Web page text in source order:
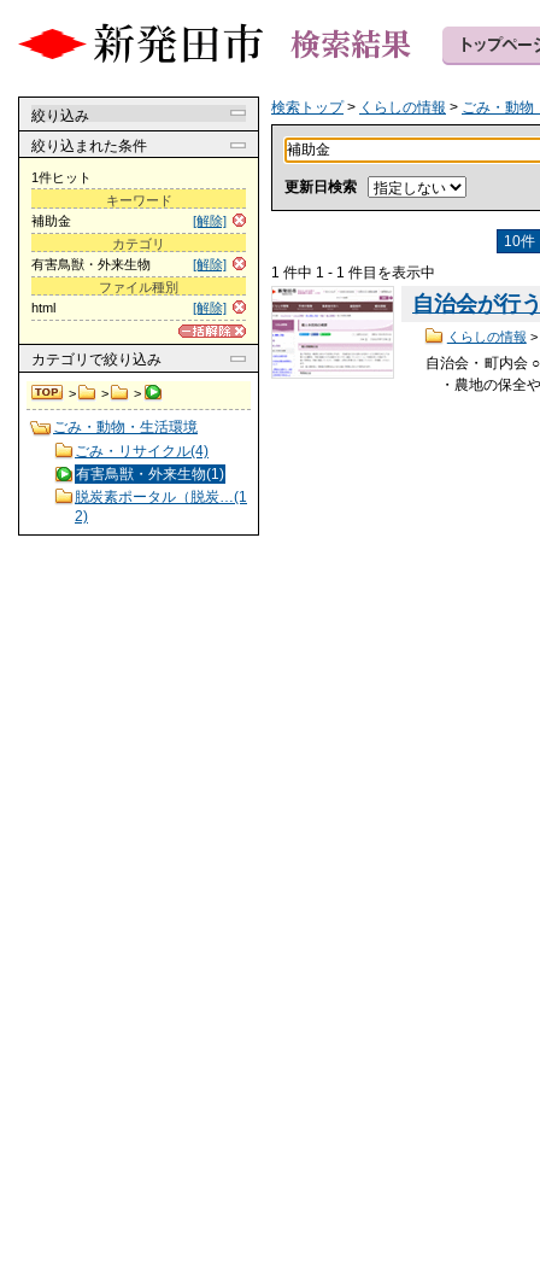
絞り込み
絞り込まれた条件
1件ヒット
キーワード
[解除]
補助金
カテゴリ
[解除]
有害鳥獣・外来生物
ファイル種別
[解除]
html
カテゴリ で絞り込み
> > >
ごみ・動物・生活環境
ごみ・リサイクル(4)
有害鳥獣・外来生物(1)
脱炭素ポータル（脱炭…(1
2)
検索トップ> くらしの情報 > ごみ・動物
更新日検索
10件
1 件中 1 - 1 件目を表示中
自治会が行
くらしの情報 >
自治会・町内会 ○
・農地の保全